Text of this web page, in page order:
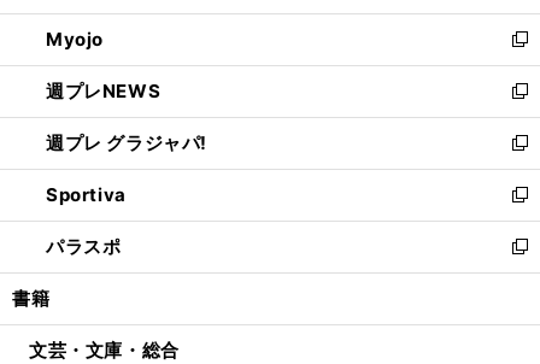
開
く
ウ
で
開
く
ン
ド
ウ
で
開
く
ウ
ィ
ン
ド
ウ
で
開
く
Myojo
新
し
い
ウ
ィ
ン
ド
ウ
で
開
週プレNEWS
新
し
い
ウ
ィ
ン
ド
ウ
開
週プレ グラジャパ!
新
し
い
ウ
ィ
ン
ウ
Sportiva
新
し
い
ウ
ン
パラスポ
新
し
ウ
書籍
文芸・文庫・総合